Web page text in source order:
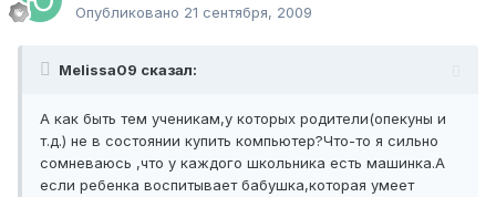
Опубликовано 21 сентября, 2009
Melissa09 сказал:
А как быть тем ученикам,у которых родители(опекуны и
т.д.) не в состоянии купить компьютер?Что-то я сильно
сомневаюсь ,что у каждого школьника есть машинка.А
если ребенка воспитывает бабушка,которая умеет